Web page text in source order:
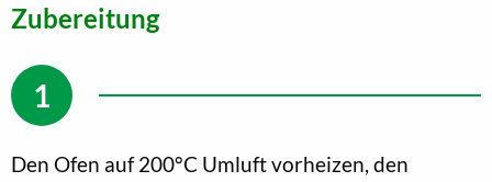
Zubereitung
Den Ofen auf 200°C Umluft vorheizen, den